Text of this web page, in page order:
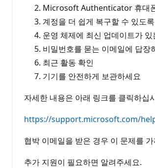
Microsoft Authenticator 휴대
계정을 더 쉽게 복구할 수 있도
운영 체제에 최신 업데이트가 있
비밀번호를 묻는 이메일에 답장
최근 활동 확인
기기를 안전하게 보관하세요
자세한 내용은 아래 링크를 클릭하십
https://support.microsoft.com/
협박 이메일을 받은 경우 이 문제를
추가 지원이 필요하면 알려주세요.